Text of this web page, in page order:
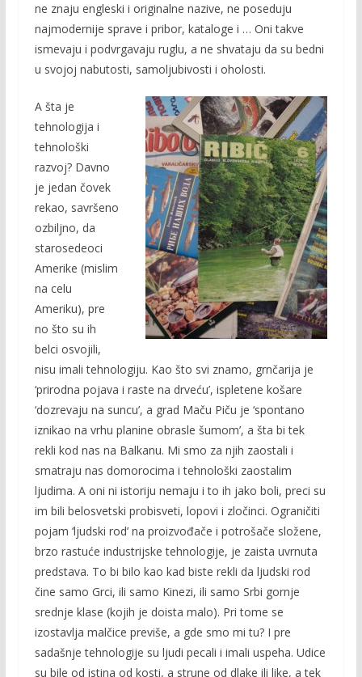
ne znaju engleski i originalne nazive, ne poseduju
najmodernije sprave i pribor, kataloge i … Oni takve
ismevaju i podvrgavaju ruglu, a ne shvataju da su bedni
u svojoj nabutosti, samoljubivosti i oholosti.
A šta je
tehnologija i
tehnološki
razvoj? Davno
je jedan čovek
rekao, savršeno
ozbiljno, da
starosedeoci
Amerike (mislim
na celu
Ameriku), pre
no što su ih
belci osvojili,
nisu imali tehnologiju. Kao što svi znamo, grnčarija je
‘prirodna pojava i raste na drveću’, ispletene košare
‘dozrevaju na suncu’, a grad Maču Piču je ‘spontano
iznikao na vrhu planine obrasle šumom’, a šta bi tek
rekli kod nas na Balkanu. Mi smo za njih zaostali i
smatraju nas domorocima i tehnološki zaostalim
ljudima. A oni ni istoriju nemaju i to ih jako boli, preci su
im bili belosvetski probisveti, lopovi i zločinci. Ograničiti
pojam ‘ljudski rod’ na proizvođače i potrošače složene,
brzo rastuće industrijske tehnologije, je zaista uvrnuta
predstava. To bi bilo kao kad biste rekli da ljudski rod
čine samo Grci, ili samo Kinezi, ili samo Srbi gornje
srednje klase (kojih je doista malo). Pri tome se
izostavlja malčice previše, a gde smo mi tu? I pre
sadašnje tehnologije su ljudi pecali i imali uspeha. Udice
su bile od istina od kosti, a strune od dlake ili like, a tek